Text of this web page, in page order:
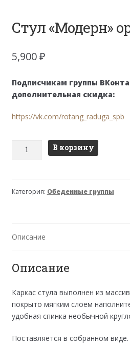
Стул «Модерн»
5,900₽
Подписчикам группы
дополнительная скидка:
https://vk.com/rotang_raduga_spb
Количество
орех
В корзину
Категория: Обеденные группы
Описание
Описание
Каркас стула выполнен из
покрыто мягким слоем
удобная спинка необычной
Поставляется в собранном виде.